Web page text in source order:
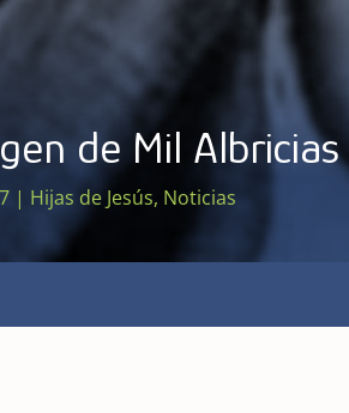
de Mil Albricias
| Hijas de Jesús, Noticias